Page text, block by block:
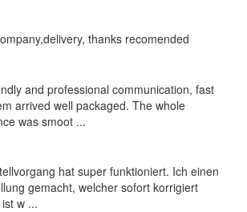
thanks recomended
and professional communication, fast
arrived well packaged. The whole
was smoot ...
hat super funktioniert. Ich einen
gemacht, welcher sofort korrigiert
w ...